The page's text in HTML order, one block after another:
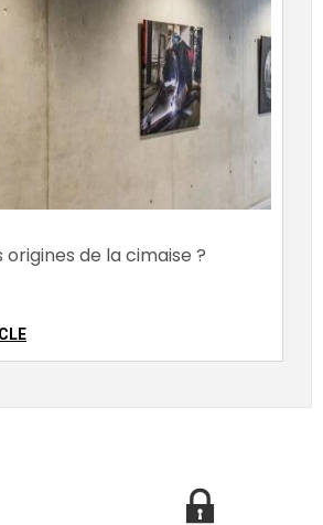
origines de la cimaise ?